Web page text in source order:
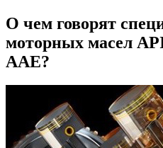
О чем говорят
моторных масел
ААЕ?